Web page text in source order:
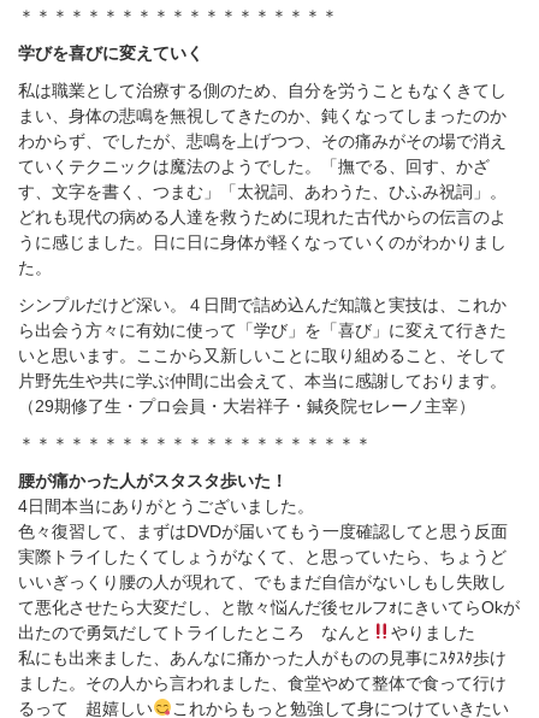
＊＊＊＊＊＊＊＊＊＊＊＊＊＊＊＊＊＊＊
学びを喜びに変えていく
私は職業として治療する側のため、自分を労うこともなくきてし
まい、身体の悲鳴を無視してきたのか、鈍くなってしまったのか
わからず、でしたが、悲鳴を上げつつ、その痛みがその場で消え
ていくテクニックは魔法のようでした。「撫でる、回す、かざ
す、文字を書く、つまむ」「太祝詞、あわうた、ひふみ祝詞」。
どれも現代の病める人達を救うために現れた古代からの伝言のよ
うに感じました。日に日に身体が軽くなっていくのがわかりまし
た。
シンプルだけど深い。４日間で詰め込んだ知識と実技は、これか
ら出会う方々に有効に使って「学び」を「喜び」に変えて行きた
いと思います。ここから又新しいことに取り組めること、そして
片野先生や共に学ぶ仲間に出会えて、本当に感謝しております。
（29期修了生・プロ会員・大岩祥子・鍼灸院セレーノ主宰）
＊＊＊＊＊＊＊＊＊＊＊＊＊＊＊＊＊＊＊＊＊
腰が痛かった人がスタスタ歩いた！
4日間本当にありがとうございました。
色々復習して、まずはDVDが届いてもう一度確認してと思う反面
実際トライしたくてしょうがなくて、と思っていたら、ちょうど
いいぎっくり腰の人が現れて、でもまだ自信がないしもし失敗し
て悪化させたら大変だし、と散々悩んだ後セルフｫにきいてらOkが
出たので勇気だしてトライしたところ なんと
やりました
私にも出来ました、あんなに痛かった人がものの見事にｽﾀｽﾀ歩け
ました。その人から言われました、食堂やめて整体で食って行け
るって 超嬉しい
これからもっと勉強して身につけていきたい